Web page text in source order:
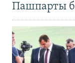
Пашпарты